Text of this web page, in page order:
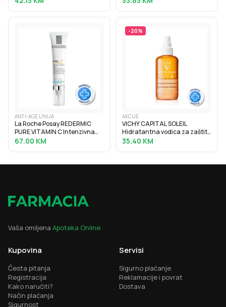
ANTI-AGE LINIJA
La Roche Posay REDERMIC
PURE VITAMIN C Intenzivna
krema protiv bora za osjetljivu
67.00 KM
-20%
AKCIJE
VICHY CAPITAL SOLEIL
Hidratantna vodica za zaštitu
od sunca za naglašen ten
35.40 KM
Vaša omiljena Apoteka Online
Kupovina
Česta pitanja
Registracija
Kako naručiti?
Način plaćanja
Sigurnost
Servisi
Sigurno plaćanje
Reklamacije i povrat
Dostava